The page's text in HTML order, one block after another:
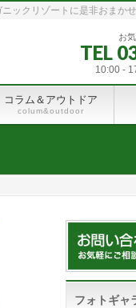
ックリゾートに是非おまかせ
お
TEL
10:00 -
コラム＆アウトドア
colum&outdoor
フォトギャ